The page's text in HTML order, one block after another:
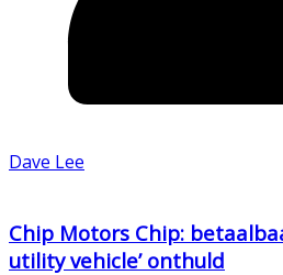
Dave Lee
Chip Motors Chip:
utility vehicle’ onthuld